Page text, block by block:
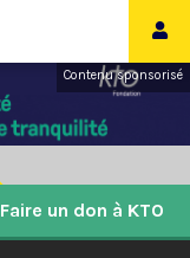
Contenu sponsorisé
Faire un don à KTO